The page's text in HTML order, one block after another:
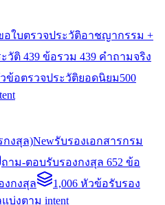
อใบตรวจประวัติอาชญากรรม +
วัติ 439 ข้อรวม 439 คำถามจริง
วข้อตรวจประวัติยอดนิยม500
กงสุล)Newรับรองเอกสารกรม
ถาม-ตอบรับรองกงสุล 652 ข้อ
งกงสุล
1,006 หัวข้อรับรอง
บ่งตาม intent